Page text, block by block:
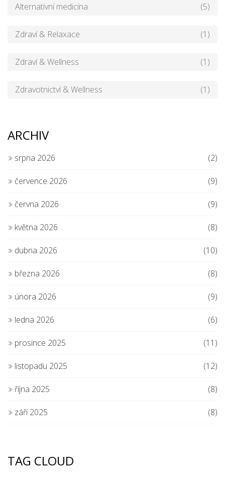
Alternativní medicína (5)
Zdraví & Relaxace (1)
Zdraví & Wellness (1)
Zdravotnictví & Wellness (1)
ARCHIV
srpna 2026 (2)
července 2026 (9)
června 2026 (9)
května 2026 (8)
dubna 2026 (10)
března 2026 (8)
února 2026 (9)
ledna 2026 (6)
prosince 2025 (11)
listopadu 2025 (12)
října 2025 (8)
září 2025 (8)
TAG CLOUD